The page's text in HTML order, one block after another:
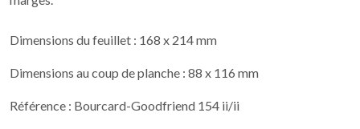
Dimensions du feuillet : 168 x 214 mm
Dimensions au coup de planche : 88 x 116 mm
Référence : Bourcard-Goodfriend 154 ii/ii